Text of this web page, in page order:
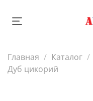
Главная Каталог
Дуб цикорий